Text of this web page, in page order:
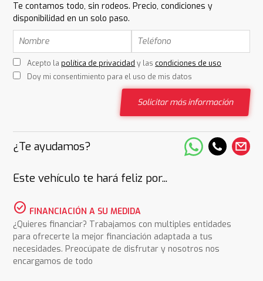
Te contamos todo, sin rodeos. Precio, condiciones y
disponibilidad en un solo paso.
Acepto la política de privacidad y las condiciones de uso
Doy mi consentimiento para el uso de mis datos
Solicitar más información
¿Te ayudamos?
Este vehículo te hará feliz por...
check_circle FINANCIACIÓN A SU MEDIDA
¿Quieres financiar? Trabajamos con multiples entidades
para ofrecerte la mejor financiación adaptada a tus
necesidades. Preocúpate de disfrutar y nosotros nos
encargamos de todo